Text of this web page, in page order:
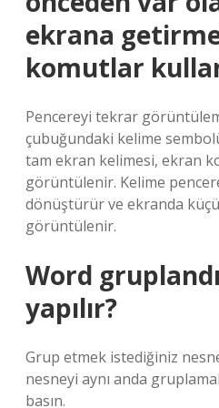
ekrana
komutlar
Pencereyi tekrar
çubuğundaki kelime
tam ekran kelimesi, ekran
görüntülenir. Kelime
dönüştürür ve ekranda
görüntülenir.
Word
yapılır?
Grup etmek istediğiniz
nesneyi aynı anda
basın.